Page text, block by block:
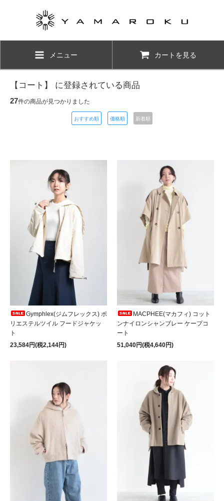
メニュー カートを見る
【コート】 に登録されている商品
27件の商品が見つかりました
おすすめ順 価格順 新着順
Gymphlex(ジムフレックス) ポ
リエステルツイル フードジャケッ
ト
23,584円(税2,144円)
MACPHEE(マカフィ) コット
ンナイロンシャンブレー ケープコ
ート
51,040円(税4,640円)